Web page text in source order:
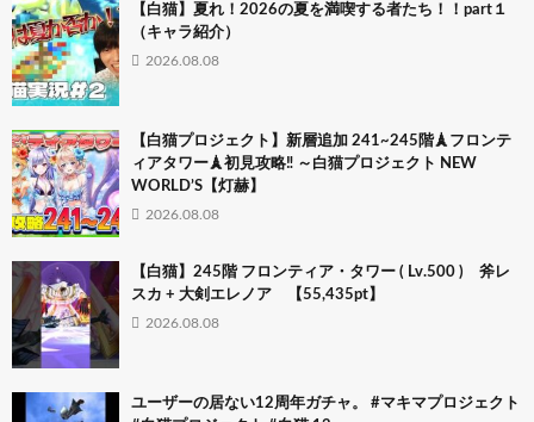
【白猫】夏れ！2026の夏を満喫する者たち！！part１
（キャラ紹介）
2026.08.08
【白猫プロジェクト】新層追加 241~245階🗼フロンテ
ィアタワー🗼初見攻略‼ ～白猫プロジェクト NEW
WORLD’S【灯赫】
2026.08.08
【白猫】245階 フロンティア・タワー ( Lv.500 ) 斧レ
スカ + 大剣エレノア 【55,435pt】
2026.08.08
ユーザーの居ない12周年ガチャ。 #マキマプロジェクト